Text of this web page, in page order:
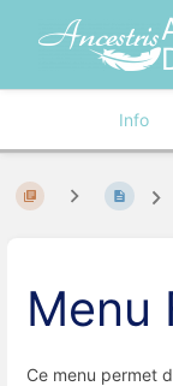
Info
Menu
Ce menu permet